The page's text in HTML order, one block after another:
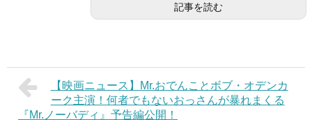
記事を読む
【映画ニュース】Mr.おでんことボブ・オデンカ
ーク主演！何者でもないおっさんが暴れまくる
『Mr.ノーバディ』予告編公開！